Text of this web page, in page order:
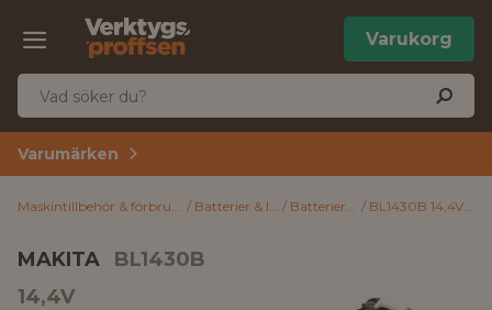
Varukorg
Varumärken
Maskintillbehör & förbrukning Batterier & laddare Batterier & laddare BL1430B 14,4V Makita Batteri 3,0Ah
MAKITA
BL1430B
14,4V